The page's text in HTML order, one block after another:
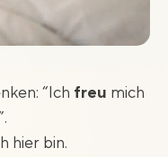
“Ich freu mich
hier bin.